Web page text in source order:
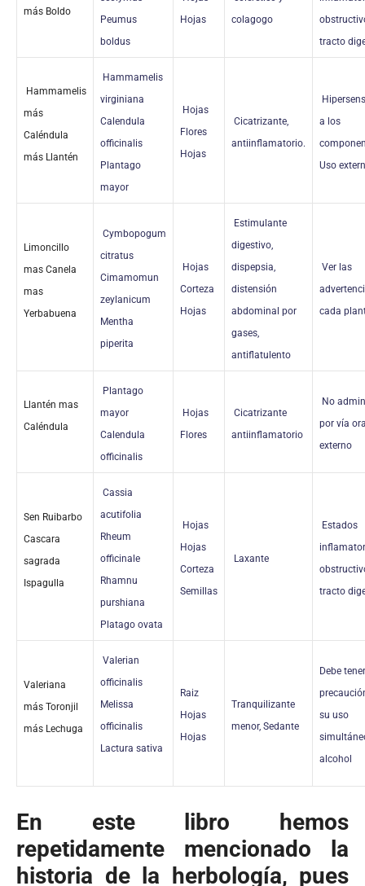
más Boldo
Peumus
boldus
Hojas
colagogo
tracto
Hammamelis
más
Caléndula
más Llantén
Hammamelis
virginiana
Calendula
officinalis
Plantago
mayor
Hojas
Flores
Hojas
Cicatrizante,
antiinflamatorio.
a los
Uso
Limoncillo
mas Canela
mas
Yerbabuena
Cymbopogum
citratus
Cimamomun
zeylanicum
Mentha
piperita
Hojas
Corteza
Hojas
Estimulante
digestivo,
dispepsia,
distensión
abdominal por
gases,
antiflatulento
Ver las
cada
Llantén mas
Caléndula
Plantago
mayor
Calendula
officinalis
Hojas
Flores
Cicatrizante
antiinflamatorio
No
por vía
externo
Sen Ruibarbo
Cascara
sagrada
Ispagulla
Cassia
acutifolia
Rheum
officinale
Rhamnu
purshiana
Platago ovata
Hojas
Hojas
Corteza
Semillas
Laxante
Estados
tracto
Valeriana
más Toronjil
más Lechuga
Valerian
officinalis
Melissa
officinalis
Lactura sativa
Raiz
Hojas
Hojas
Tranquilizante
menor, Sedante
Debe
su uso
alcohol
En este libro hemos
repetidamente mencionado la
historia de la herbología, pues